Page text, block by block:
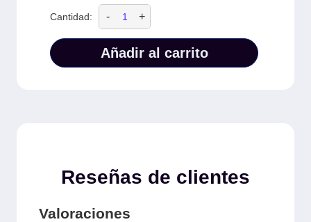
Cantidad: - +
Añadir al carrito
Reseñas de clientes
Valoraciones